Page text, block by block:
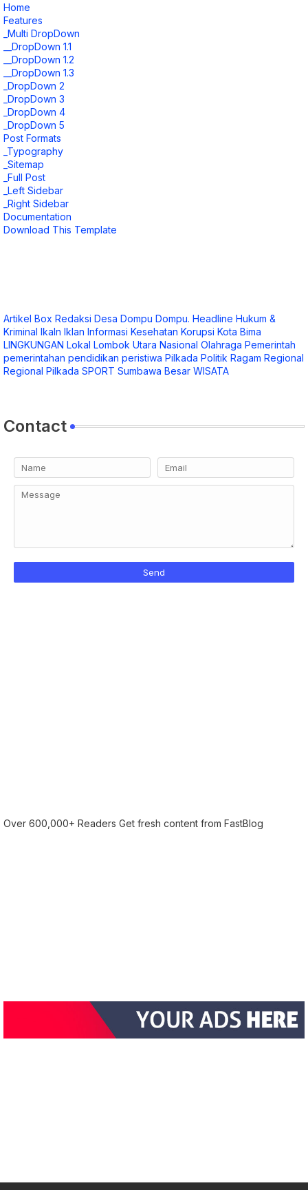
Home
Features
_Multi DropDown
__DropDown 1.1
__DropDown 1.2
__DropDown 1.3
_DropDown 2
_DropDown 3
_DropDown 4
_DropDown 5
Post Formats
_Typography
_Sitemap
_Full Post
_Left Sidebar
_Right Sidebar
Documentation
Download This Template
Artikel Box Redaksi Desa Dompu Dompu. Headline Hukum &
Kriminal Ikaln Iklan Informasi Kesehatan Korupsi Kota Bima
LINGKUNGAN Lokal Lombok Utara Nasional Olahraga Pemerintah
pemerintahan pendidikan peristiwa Pilkada Politik Ragam Regional
Regional Pilkada SPORT Sumbawa Besar WISATA
Contact
Over 600,000+ Readers Get fresh content from FastBlog